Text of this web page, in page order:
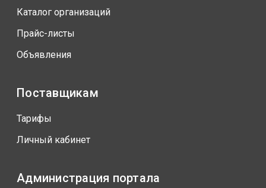
Каталог организаций
Прайс-листы
Объявления
Поставщикам
Тарифы
Личный кабинет
Администрация портала